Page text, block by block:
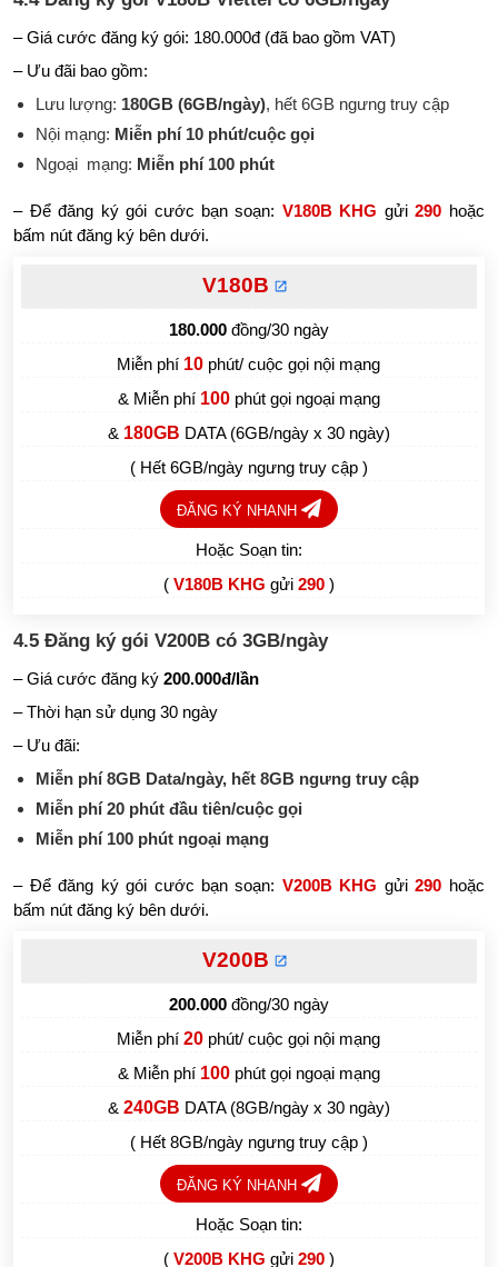
– Giá cước đăng ký gói: 180.000đ (đã bao gồm VAT)
– Ưu đãi bao gồm:
Lưu lượng: 180GB (6GB/ngày), hết 6GB ngưng truy cập
Nội mạng: Miễn phí 10 phút/cuộc gọi
Ngoại mạng: Miễn phí 100 phút
– Để đăng ký gói cước bạn soạn: V180B KHG gửi290 hoặc
bấm nút đăng ký bên dưới.
V180B
180.000đồng/30 ngày
Miễn phí 10 phút/ cuộc gọi nội mạng
& Miễn phí 100 phút gọi ngoại mạng
& 180GB DATA (6GB/ngày x 30 ngày)
( Hết 6GB/ngày ngưng truy cập )
ĐĂNG KÝ NHANH
Hoặc Soạn tin:
( V180B KHG gửi 290 )
4.5 Đăng ký gói V200B có 3GB/ngày
– Giá cước đăng ký200.000đ/lần
– Thời hạn sử dụng 30 ngày
– Ưu đãi:
Miễn phí 8GB Data/ngày, hết 8GB ngưng truy cập
Miễn phí 20 phút đầu tiên/cuộc gọi
Miễn phí 100 phút ngoại mạng
– Để đăng ký gói cước bạn soạn: V200B KHG gửi290 hoặc
bấm nút đăng ký bên dưới.
V200B
200.000đồng/30 ngày
Miễn phí20 phút/ cuộc gọi nội mạng
& Miễn phí 100 phút gọi ngoại mạng
& 240GB DATA (8GB/ngày x 30 ngày)
( Hết 8GB/ngày ngưng truy cập )
ĐĂNG KÝ NHANH
Hoặc Soạn tin:
( V200B KHG gửi 290 )